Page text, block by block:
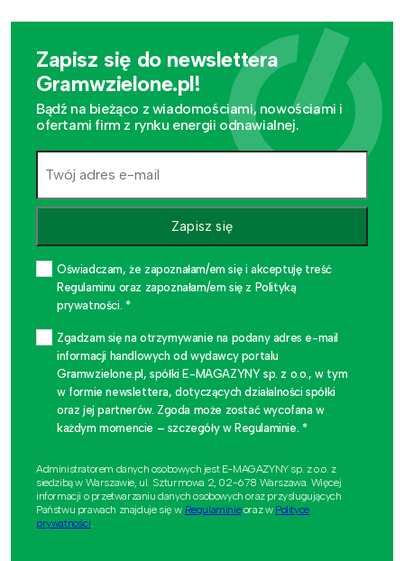
Zapisz się do newslettera
Gramwzielone.pl!
Bądź na bieżąco z wiadomościami, nowościami i
ofertami firm z rynku energii odnawialnej.
Zapisz się
Oświadczam, że zapoznałam/em się i akceptuję treść
Regulaminu oraz zapoznałam/em się z Polityką
prywatności. *
Zgadzam się na otrzymywanie na podany adres e-mail
informacji handlowych od wydawcy portalu
Gramwzielone.pl, spółki E-MAGAZYNY sp. z o.o., w tym
w formie newslettera, dotyczących działalności spółki
oraz jej partnerów. Zgoda może zostać wycofana w
każdym momencie – szczegóły w Regulaminie. *
Administratorem danych osobowych jest E-MAGAZYNY sp. z o.o. z
siedzibą w Warszawie, ul. Szturmowa 2, 02-678 Warszawa. Więcej
informacji o przetwarzaniu danych osobowych oraz przysługujących
Państwu prawach znajduje się w Regulaminieoraz w Polityce
prywatności.